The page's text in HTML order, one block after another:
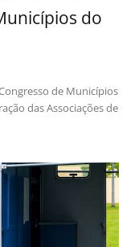
do
de Municípios
das Associações de